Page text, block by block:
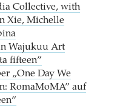
Collective, with
Xie, Michelle
Wajukuu Art
fifteen”
„One Day We
RomaMoMA” auf